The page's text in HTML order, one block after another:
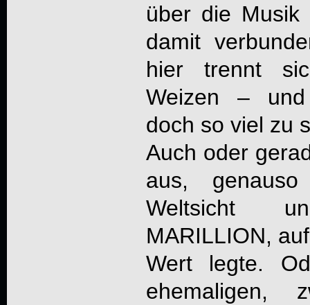
über die
damit
hier trennt
Weizen –
doch so viel zu
Auch oder
aus,
Weltsicht
MARILLION,
Wert legte.
ehemaligen,